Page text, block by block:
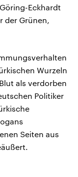
Eckhardt
der Grünen,
Wurzeln
als verdorben
Politiker
Seiten aus